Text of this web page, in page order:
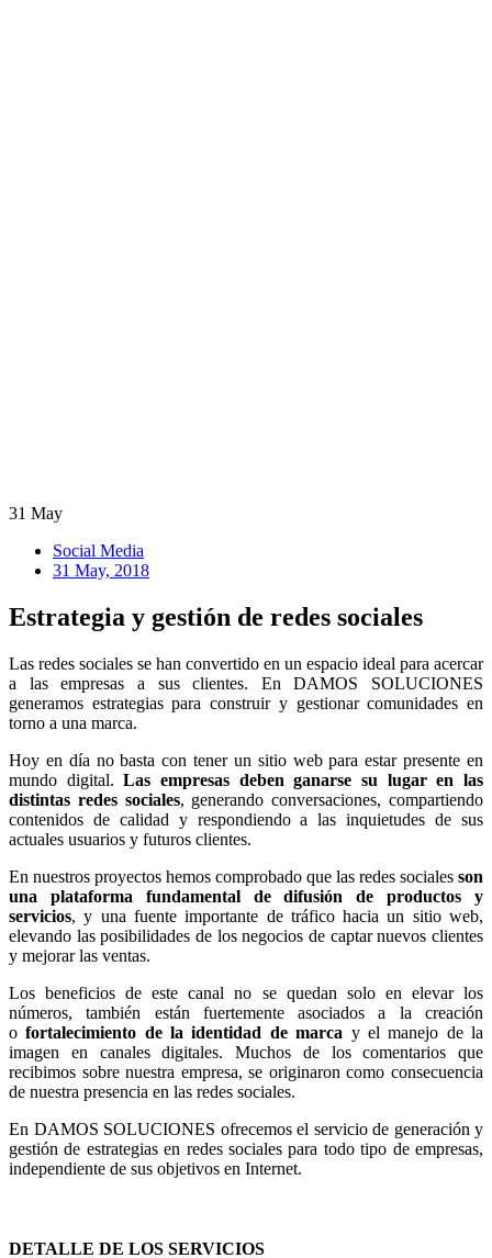
31 May
Social Media
31 May, 2018
Estrategia y gestión de redes sociales
Las redes sociales se han convertido en un espacio ideal para acercar
a las empresas a sus clientes. En DAMOS SOLUCIONES
generamos estrategias para construir y gestionar comunidades en
torno a una marca.
Hoy en día no basta con tener un sitio web para estar presente en
mundo digital.Las empresas deben ganarse su lugar en las
distintas redes sociales, generando conversaciones, compartiendo
contenidos de calidad y respondiendo a las inquietudes de sus
actuales usuarios y futuros clientes.
En nuestros proyectos hemos comprobado que las redes sociales son
una plataforma fundamental de difusión de productos y
servicios, y una fuente importante de tráfico hacia un sitio web,
elevando las posibilidades de los negocios de captar nuevos clientes
y mejorar las ventas.
Los beneficios de este canal no se quedan solo en elevar los
números, también están fuertemente asociados a la creación
ofortalecimiento de la identidad de marca y el manejo de la
imagen en canales digitales. Muchos de los comentarios que
recibimos sobre nuestra empresa, se originaron como consecuencia
de nuestra presencia en las redes sociales.
En DAMOS SOLUCIONES ofrecemos el servicio de generación y
gestión de estrategias en redes sociales para todo tipo de empresas,
independiente de sus objetivos en Internet.
DETALLE DE LOS SERVICIOS